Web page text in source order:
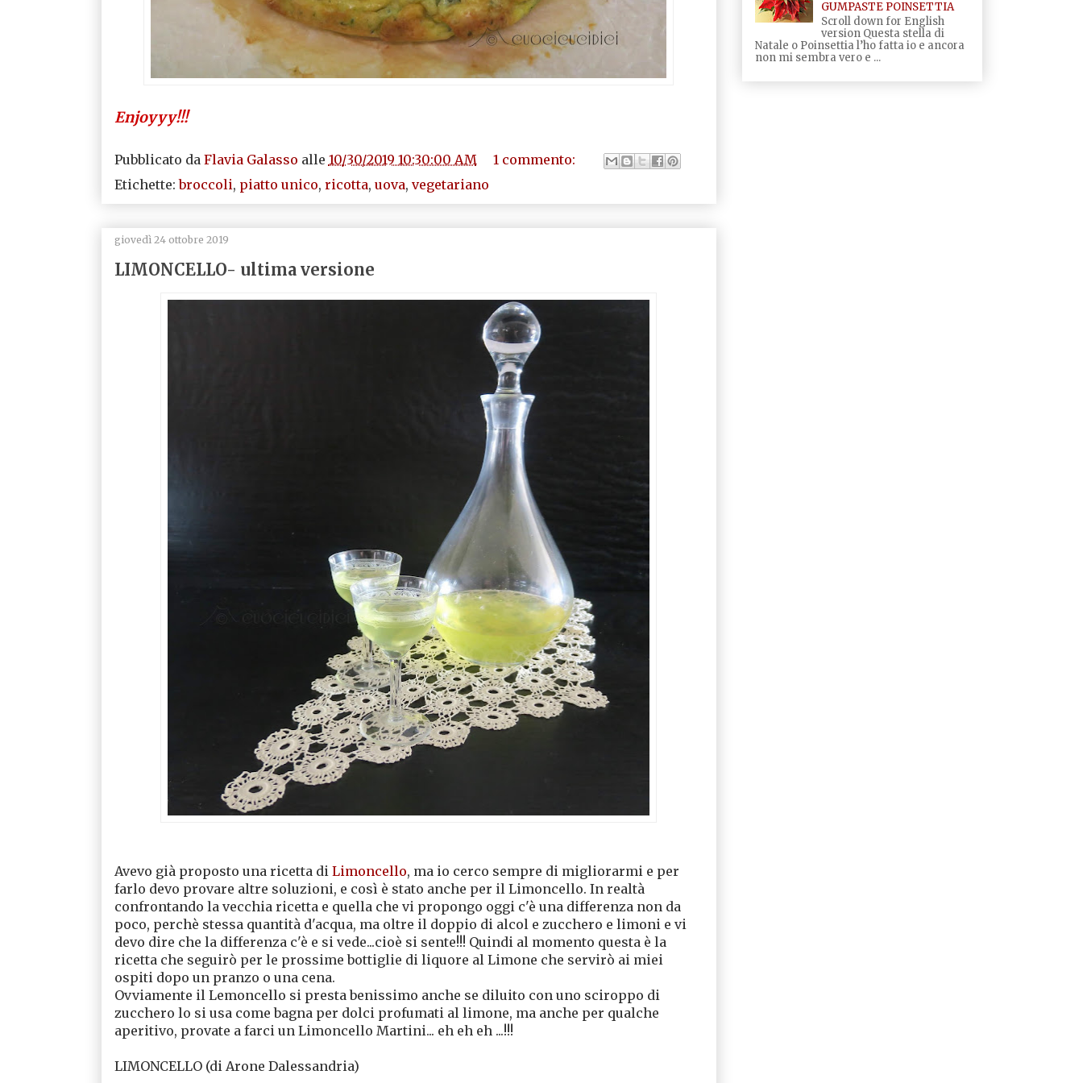
Enjoyyy!!!
Pubblicato da Flavia Galasso alle 10/30/2019 10:30:00 AM
1 commento:
Etichette:broccoli, piatto unico, ricotta, uova, vegetariano
giovedì 24 ottobre 2019
LIMONCELLO- ultima versione
Avevo già proposto una ricetta di Limoncello, ma io cerco sempre di migliorarmi e per
farlo devo provare altre soluzioni, e così è stato anche per il Limoncello. In realtà
confrontando la vecchia ricetta e quella che vi propongo oggi c'è una differenza non da
poco, perchè stessa quantità d'acqua, ma oltre il doppio di alcol e zucchero e limoni e vi
devo dire che la differenza c'è e si vede...cioè si sente!!! Quindi al momento questa è la
ricetta che seguirò per le prossime bottiglie di liquore al Limone che servirò ai miei
ospiti dopo un pranzo o una cena.
Ovviamente il Lemoncello si presta benissimo anche se diluito con uno sciroppo di
zucchero lo si usa come bagna per dolci profumati al limone, ma anche per qualche
aperitivo, provate a farci un Limoncello Martini... eh eh eh ...!!!
LIMONCELLO (di Arone Dalessandria)
GUMPASTE POINSETTIA
Scroll down for English
version Questa stella di
Natale o Poinsettia l’ho fatta io e ancora
non mi sembra vero e ...